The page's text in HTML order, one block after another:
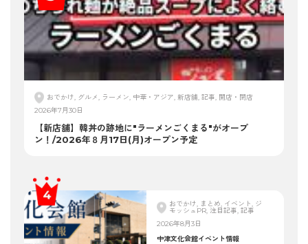
おでかけ, グルメ, ラーメン, 中華・アジア, 新店舗, 記事, 開店・閉店
2026年7月30日
【新店舗】韓丼の跡地に"ラーメンごくまる"がオープ
ン！/2026年８月17日(月)オープン予定
おでかけ, まとめ, イベント, ジ
モッシュPR, 注目記事, 記事
2026年8月3日
中津文化会館イベント情報